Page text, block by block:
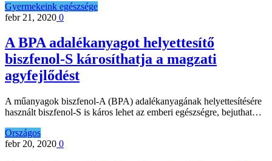
Gyermekeink egészsége
febr 21, 2020 0
A BPA adalékanyagot helyettesítő
biszfenol-S károsíthatja a magzati
agyfejlődést
A műanyagok biszfenol-A (BPA) adalékanyagának helyettesítésére
használt biszfenol-S is káros lehet az emberi egészségre, bejuthat…
Országos
febr 20, 2020 0